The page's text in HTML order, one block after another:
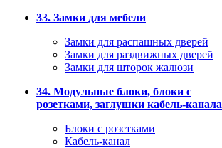
33. Замки для мебели
Замки для распашных дверей
Замки для раздвижных дверей
Замки для шторок жалюзи
34. Модульные блоки, блоки с
розетками, заглушки кабель-канала
Блоки с розетками
Кабель-канал